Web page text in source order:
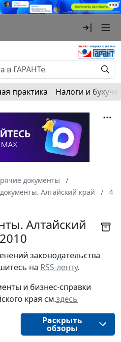
практика Налоги и
документы
Алтайский край
4
Алтайский
законодательства
на RSS-ленту.
и бизнес-справки
края см.здесь
Раскрыть
обзоры